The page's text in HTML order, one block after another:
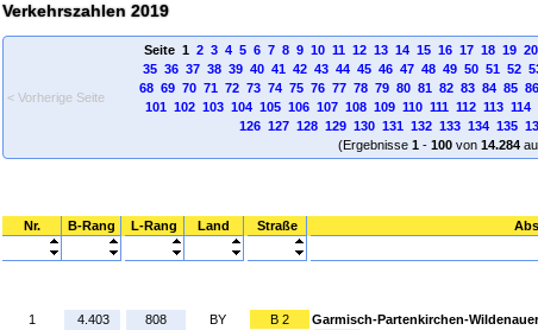
Verkehrszahlen 2019
< Vorherige Seite
Seite 1 2 3 4 5 6 7 8 9 10 11 12 13 14 15 16 17 18 19 20
35 36 37 38 39 40 41 42 43 44 45 46 47 48 49 50 51 52
68 69 70 71 72 73 74 75 76 77 78 79 80 81 82 83 84 85 86
101 102 103 104 105 106 107 108 109 110 111 112 113 114
126 127 128 129 130 131 132 133 134 135
(Ergebnisse 1- 100von 14.284
Nr. B-Rang L-Rang Land Straße
1 4.403 808 BY B 2
Garmisch-Partenkirchen-